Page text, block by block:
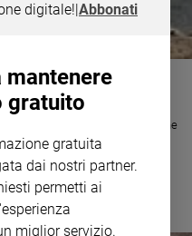
padre ma ha la sensazione
i nostri esperti, ha bisogno di
digitale!|Abbonati
mantenere
gratuito
gratuita
dai nostri partner.
permetti ai
miglior servizio.